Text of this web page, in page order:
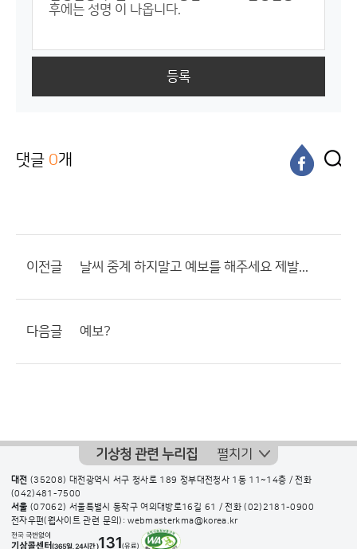
등록
댓글 0개
이전글 날씨 중계 하지말고 예보를 해주세요 제발...
다음글 예보?
기상청 관련 누리집 펼치기
대전 (35208) 대전광역시 서구 청사로 189 정부대전청사 1동 11~14층 / 전화
(042)481-7500
서울 (07062) 서울특별시 동작구 여의대방로16길 61 / 전화(02)2181-0900
전자우편(웹사이트 관련 문의): webmasterkma@korea.kr